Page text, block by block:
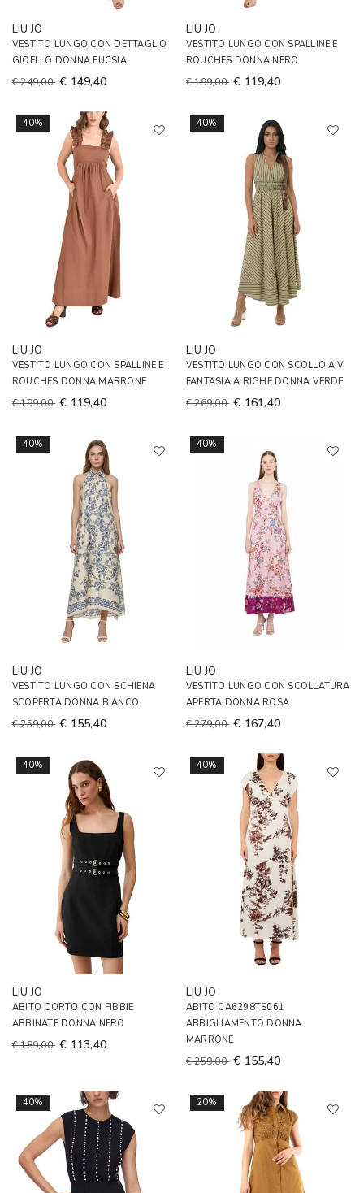
LIU JO
VESTITO LUNGO CON DETTAGLIO
GIOELLO DONNA FUCSIA
€ 249,00 € 149,40
LIU JO
VESTITO LUNGO CON SPALLINE E
ROUCHES DONNA NERO
€ 199,00 € 119,40
40%
LIU JO
VESTITO LUNGO CON SPALLINE E
ROUCHES DONNA MARRONE
€ 199,00 € 119,40
40%
LIU JO
VESTITO LUNGO CON SCOLLO A V
FANTASIA A RIGHE DONNA VERDE
€ 269,00 € 161,40
40%
LIU JO
VESTITO LUNGO CON SCHIENA
SCOPERTA DONNA BIANCO
€ 259,00 € 155,40
40%
LIU JO
VESTITO LUNGO CON SCOLLATURA
APERTA DONNA ROSA
€ 279,00 € 167,40
40%
LIU JO
ABITO CORTO CON FIBBIE
ABBINATE DONNA NERO
€ 189,00 € 113,40
40%
LIU JO
ABITO CA6298TS061
ABBIGLIAMENTO DONNA
MARRONE
€ 259,00 € 155,40
40% 20%